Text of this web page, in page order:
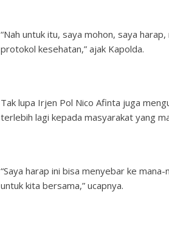
“Nah untuk itu, saya mohon, saya
protokol kesehatan,” ajak Kapolda.
Tak lupa Irjen Pol Nico Afinta juga
terlebih lagi kepada masyarakat yang
“Saya harap ini bisa menyebar ke
untuk kita bersama,” ucapnya.